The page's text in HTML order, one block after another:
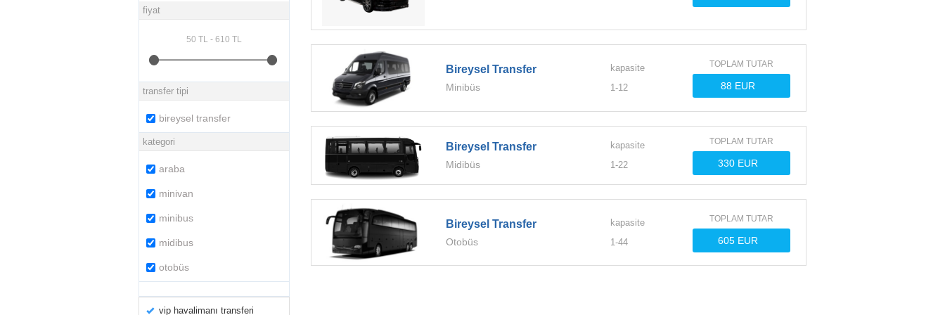
fiyat
transfer tipi
bireysel transfer
kategori
araba
minivan
minibus
midibus
otobüs
vip havalimanı transferi
Bireysel Transfer
Minibüs
kapasite
1-12
TOPLAM TUTAR
Bireysel Transfer
Midibüs
kapasite
1-22
TOPLAM TUTAR
Bireysel Transfer
Otobüs
kapasite
1-44
TOPLAM TUTAR